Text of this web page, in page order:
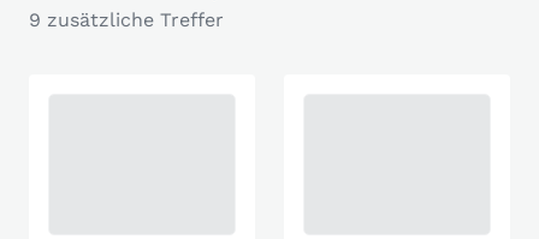
9 zusätzliche Treffer